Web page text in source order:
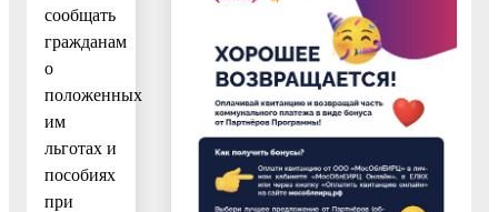
сообщать
гражданам
о
положенных
им
льготах и
пособиях
при